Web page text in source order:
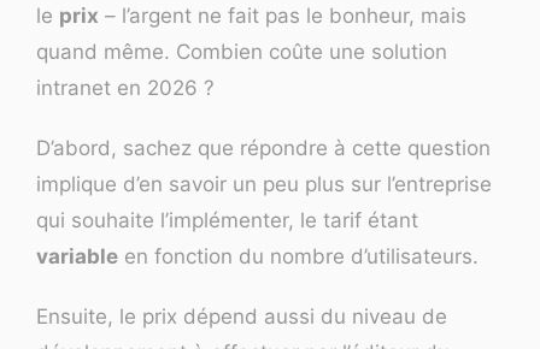
le prix – l’argent ne fait pas le bonheur, mais
quand même. Combien coûte une solution
intranet en 2026 ?
D’abord, sachez que répondre à cette question
implique d’en savoir un peu plus sur l’entreprise
qui souhaite l’implémenter, le tarif étant
variable en fonction du nombre d’utilisateurs.
Ensuite, le prix dépend aussi du niveau de